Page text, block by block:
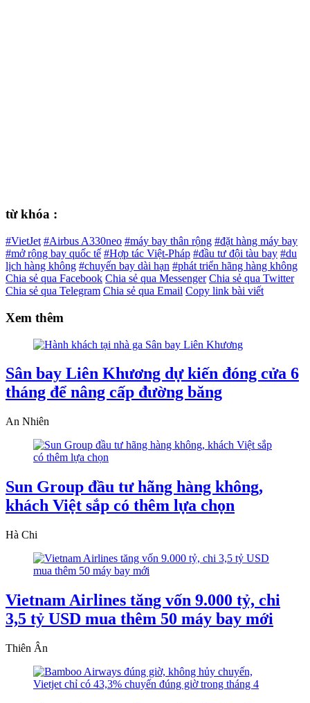
từ khóa :
#VietJet #Airbus A330neo #máy bay thân rộng #đặt hàng máy bay
#mở rộng bay quốc tế #Hợp tác Việt-Pháp #đầu tư đội tàu bay #du
lịch hàng không #chuyến bay dài hạn #phát triển hãng hàng không
Chia sẻ qua Facebook Chia sẻ qua Messenger Chia sẻ qua Twitter
Chia sẻ qua Telegram Chia sẻ qua Email Copy link bài viết
Xem thêm
Sân bay Liên Khương dự kiến đóng cửa 6
tháng để nâng cấp đường băng
An Nhiên
Sun Group đầu tư hãng hàng không,
khách Việt sắp có thêm lựa chọn
Hà Chi
Vietnam Airlines tăng vốn 9.000 tỷ, chi
3,5 tỷ USD mua thêm 50 máy bay mới
Thiên Ân